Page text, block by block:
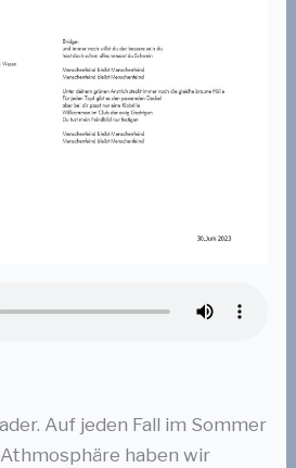
Auf jeden Fall im Sommer
Athmosphäre haben wir